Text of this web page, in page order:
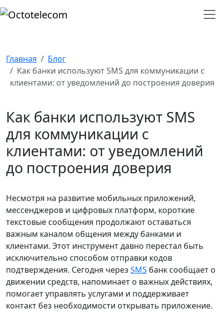
Главная
Блог
Как банки используют SMS для коммуникации с
клиентами: от уведомлений до построения доверия
Как банки используют SMS
для коммуникации с
клиентами: от уведомлений
до построения доверия
Несмотря на развитие мобильных приложений,
мессенджеров и цифровых платформ, короткие
текстовые сообщения продолжают оставаться
важным каналом общения между банками и
клиентами. Этот инструмент давно перестал быть
исключительно способом отправки кодов
подтверждения. Сегодня через SMS банк сообщает о
движении средств, напоминает о важных действиях,
помогает управлять услугами и поддерживает
контакт без необходимости открывать приложение.